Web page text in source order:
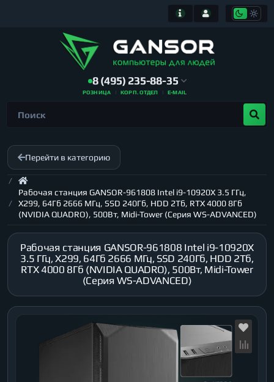
8 (495) 235-88-35
РОЗНИЦА КОРП. ОТДЕЛ E-MAIL
Перейти в категорию
Рабочая станция GANSOR-961808 Intel i9-10920X 3.5 ГГц,
X299, 64Гб 2666 МГц, SSD 240Гб, HDD 2Тб, RTX 4000 8Гб
(NVIDIA QUADRO), 500Вт, Midi-Tower (Серия WS-ADVANCED)
Рабочая станция GANSOR-961808 Intel i9-10920X
3.5 ГГц, X299, 64Гб 2666 МГц, SSD 240Гб, HDD 2Тб,
RTX 4000 8Гб (NVIDIA QUADRO), 500Вт, Midi-Tower
(Серия WS-ADVANCED)